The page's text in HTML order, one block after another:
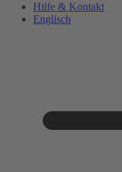
Hilfe & Kontakt
Englisch